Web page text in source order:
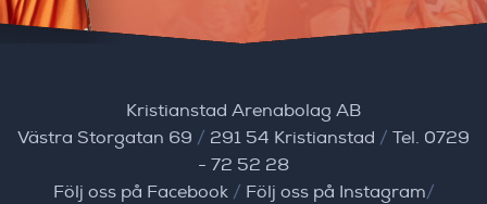
Kristianstad Arenabolag AB
Västra Storgatan 69 / 291 54 Kristianstad / Tel. 0729
- 72 52 28
Följ oss på Facebook / Följ oss på Instagram/